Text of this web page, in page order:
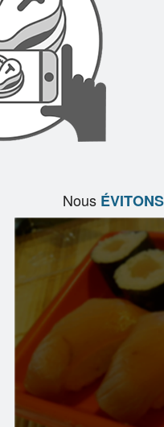
Nous ÉVITONS